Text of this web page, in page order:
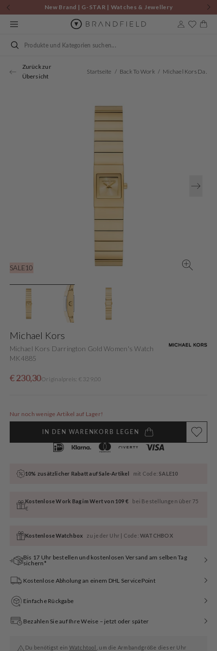
Zum
Inhalt
springen
New Brand | G-STAR | Watches & Jewellery
Suchen
Zurück zur
Übersicht
Startseite Back To Work Michael Kors Darrington Gold Women's Watch MK4885
SALE10
Öffnen
Sie
in
Galerieansicht
Michael Kors
Michael Kors Darrington Gold Women's Watch
MK4885
Verkaufspreis
€ 230,30
NormalerOriginalpreis: € 329,00
Nur noch wenige Artikel auf Lager!
IN DEN WARENKORB LEGEN
10% zusätzlicher Rabatt auf Sale-Artikel mit Code:SALE10
Kostenlose Work Bag im Wert von 109 €
bei Bestellungen über 75
€
Kostenlose Watchbox zu jeder Uhr | Code:WATCHBOX
Bis 17 Uhr bestellen und kostenlosen Versand am selben Tag
sichern*
Kostenlose Abholung an einem DHL ServicePoint
Einfache Rückgabe
Bezahlen Sie auf Ihre Weise – jetzt oder später
Du benötigst ein Watchtool
, um die Armbandgröße dieser Uhr